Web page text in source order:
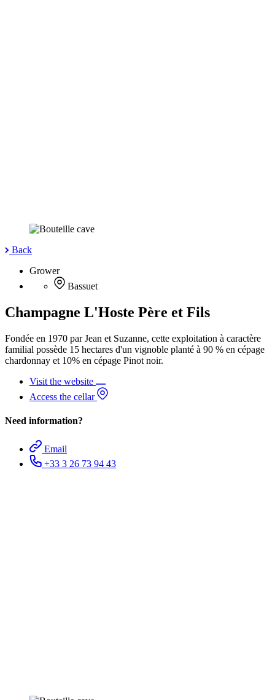
Back
Grower
Bassuet
Champagne L'Hoste Père et Fils
Fondée en 1970 par Jean et Suzanne, cette exploitation à caractère
familial possède 15 hectares d'un vignoble planté à 90 % en cépage
chardonnay et 10% en cépage Pinot noir.
Visit the website
Access the cellar
Need information?
Email
+33 3 26 73 94 43